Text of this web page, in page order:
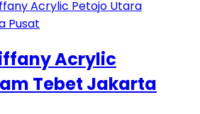
Acrylic
Tebet Jakarta